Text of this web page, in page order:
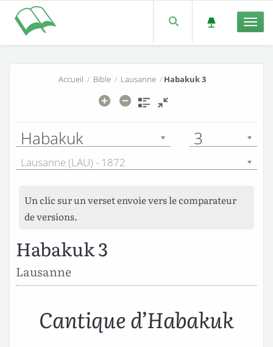
Accueil / Bible / Lausanne / Habakuk 3
Habakuk 3
Lausanne (LAU) - 1872
Un clic sur un verset envoie vers le comparateur
de versions.
Habakuk 3
Lausanne
Cantique d’Habakuk